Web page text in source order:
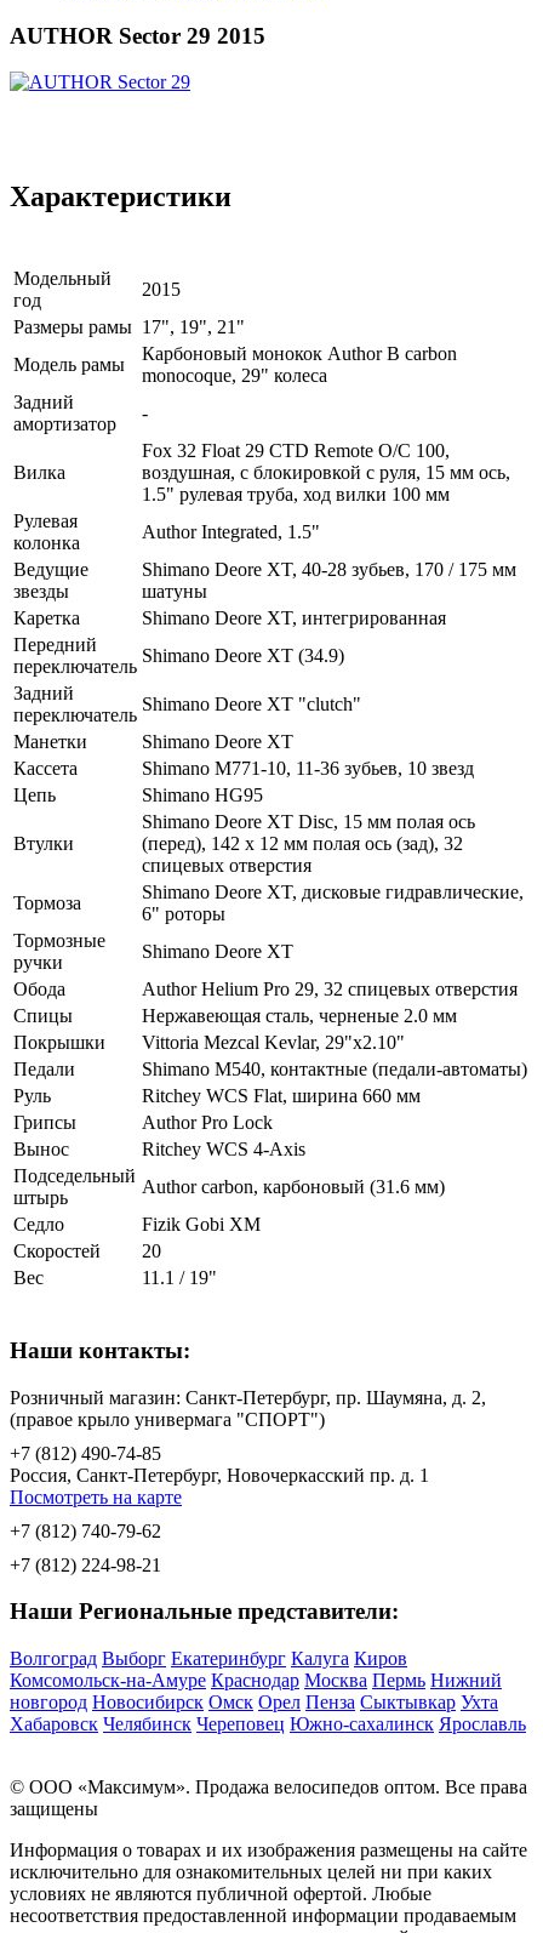
AUTHOR Sector 29 2015
Характеристики
Модельный
год
2015
Размеры рамы 17", 19", 21"
Модель рамы
Карбоновый монокок Author B carbon
monocoque, 29" колеса
Задний
амортизатор
-
Вилка
Fox 32 Float 29 CTD Remote O/C 100,
воздушная, с блокировкой с руля, 15 мм ось,
1.5" рулевая труба, ход вилки 100 мм
Рулевая
колонка
Author Integrated, 1.5"
Ведущие
звезды
Shimano Deore XT, 40-28 зубьев, 170 / 175 мм
шатуны
Каретка
Shimano Deore XT, интегрированная
Передний
переключатель
Shimano Deore XT (34.9)
Задний
переключатель
Shimano Deore XT "clutch"
Манетки
Shimano Deore XT
Кассета
Shimano M771-10, 11-36 зубьев, 10 звезд
Цепь
Shimano HG95
Втулки
Shimano Deore XT Disc, 15 мм полая ось
(перед), 142 x 12 мм полая ось (зад), 32
спицевых отверстия
Тормоза
Shimano Deore XT, дисковые гидравлические,
6" роторы
Тормозные
ручки
Shimano Deore XT
Обода
Author Helium Pro 29, 32 спицевых отверстия
Спицы
Нержавеющая сталь, черненые 2.0 мм
Покрышки
Vittoria Mezcal Kevlar, 29"x2.10"
Педали
Shimano M540, контактные (педали-автоматы)
Руль
Ritchey WCS Flat, ширина 660 мм
Грипсы
Author Pro Lock
Вынос
Ritchey WCS 4-Axis
Подседельный
штырь
Author carbon, карбоновый (31.6 мм)
Седло
Fizik Gobi XM
Скоростей
20
Вес
11.1 / 19"
Наши контакты:
Розничный магазин: Санкт-Петербург, пр. Шаумяна, д. 2,
(правое крыло универмага "СПОРТ")
+7 (812) 490-74-85
Россия, Санкт-Петербург, Новочеркасский пр. д. 1
Посмотреть на карте
+7 (812) 740-79-62
+7 (812) 224-98-21
Наши Региональные представители:
Волгоград Выборг Екатеринбург Калуга Киров
Комсомольск-на-Амуре Краснодар Москва Пермь Нижний
новгород Новосибирск Омск Орел Пенза Сыктывкар Ухта
Хабаровск Челябинск Череповец Южно-сахалинск Ярославль
© OOO «Максимум». Продажа велосипедов оптом. Все права
защищены
Информация о товарах и их изображения размещены на сайте
исключительно для ознакомительных целей ни при каких
условиях не являются публичной офертой. Любые
несоответствия предоставленной информации продаваемым